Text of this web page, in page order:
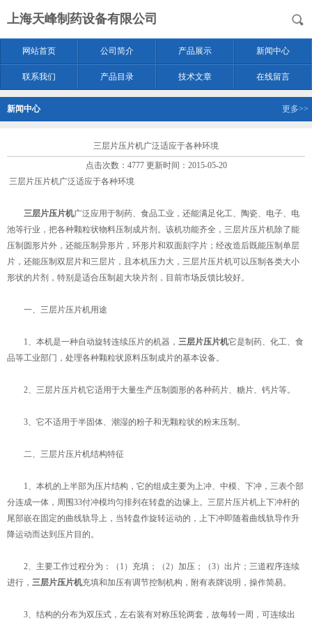
上海天峰制药设备有限公司
网站首页 公司简介 产品展示 新闻中心
联系我们 产品目录 技术文章 在线留言
新闻中心 更多>>
三层片压片机广泛适应于各种环境
点击次数：4777 更新时间：2015-05-20
三层片压片机广泛适应于各种环境
三层片压片机广泛应用于制药、食品工业，还能满足化工、陶瓷、电子、电
池等行业，把各种颗粒状物料压制成片剂。该机功能齐全，三层片压片机除了能
压制圆形片外，还能压制异形片，环形片和双面刻字片；经改造后既能压制单层
片，还能压制双层片和三层片，且本机压力大，三层片压片机可以压制各类大小
形状的片剂，特别是适合压制超大块片剂，目前市场反馈比较好。
一、三层片压片机用途
1、本机是一种自动旋转连续压片的机器， 三层片压片机它是制药、化工、食
品等工业部门，处理各种颗粒状原料压制成片的基本设备。
2、三层片压片机它适用于大量生产压制圆形的各种药片、糖片、钙片等。
3、它不适用于半固体、潮湿的粉子和无颗粒状的粉末压制。
二、三层片压片机结构特征
1、本机的上半部为压片结构，它的组成主要为上冲、中模、下冲，三表个部
分连成一体，周围33付冲模均匀排列在转盘的边缘上。三层片压片机上下冲杆的
尾部嵌在固定的曲线轨导上，当转盘作旋转运动的，上下冲即随着曲线轨导作升
降运动而达到压片目的。
2、主要工作过程分为：（1）充填；（2）加压；（3）出片；三道程序连续
进行， 三层片压片机充填和加压有调节控制机构，附有表牌说明，操作简易。
3、结构的分布为双压式，左右装有对称压轮两套，故每转一周，可连续出